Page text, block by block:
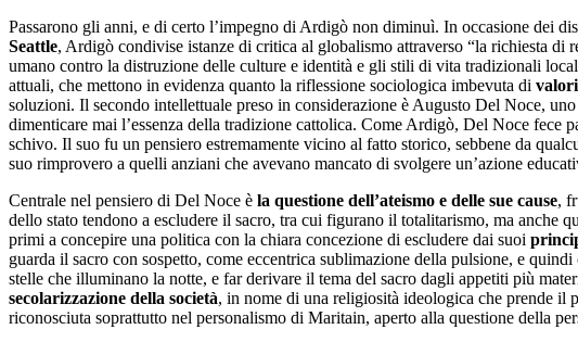
Passarono gli anni, e di certo l’impegno di Ardigò non diminuì. In occasione dei
Seattle, Ardigò condivise istanze di critica al globalismo attraverso “la richiesta
umano contro la distruzione delle culture e identità e gli stili di vita tradizionali
attuali, che mettono in evidenza quanto la riflessione sociologica imbevuta di
soluzioni. Il secondo intellettuale preso in considerazione è Augusto Del Noce,
dimenticare mai l’essenza della tradizione cattolica. Come Ardigò, Del Noce fece
schivo. Il suo fu un pensiero estremamente vicino al fatto storico, sebbene da
suo rimprovero a quelli anziani che avevano mancato di svolgere un’azione
Centrale nel pensiero di Del Noce è la questione dell’ateismo e delle sue cause,
dello stato tendono a escludere il sacro, tra cui figurano il totalitarismo, ma anche
primi a concepire una politica con la chiara concezione di escludere dai suoi
guarda il sacro con sospetto, come eccentrica sublimazione della pulsione, e
stelle che illuminano la notte, e far derivare il tema del sacro dagli appetiti più
secolarizzazione della società, in nome di una religiosità ideologica che prende il
riconosciuta soprattutto nel personalismo di Maritain, aperto alla questione della